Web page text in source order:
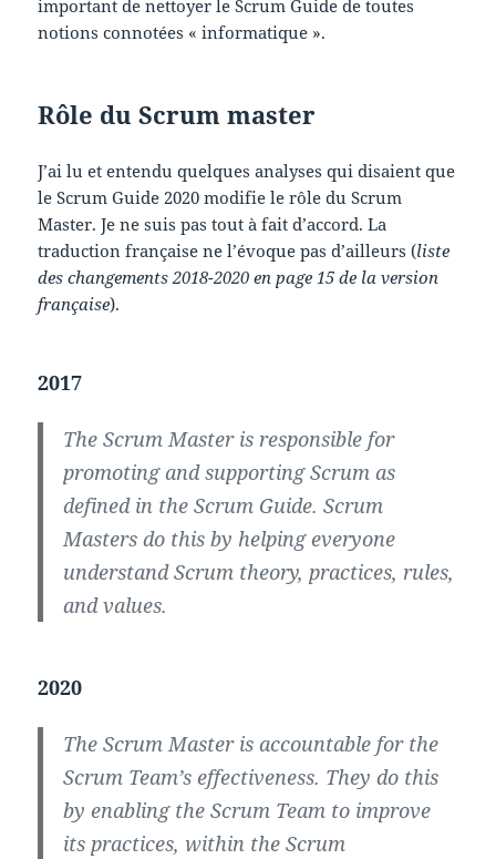
important de nettoyer le Scrum Guide de toutes
notions connotées « informatique ».
Rôle du Scrum master
J’ai lu et entendu quelques analyses qui disaient que
le Scrum Guide 2020 modifie le rôle du Scrum
Master. Je ne suis pas tout à fait d’accord. La
traduction française ne l’évoque pas d’ailleurs (liste
des changements 2018-2020 en page 15 de la version
française).
2017
The Scrum Master is responsible for
promoting and supporting Scrum as
defined in the Scrum Guide. Scrum
Masters do this by helping everyone
understand Scrum theory, practices, rules,
and values.
2020
The Scrum Master is accountable for the
Scrum Team’s effectiveness. They do this
by enabling the Scrum Team to improve
its practices, within the Scrum